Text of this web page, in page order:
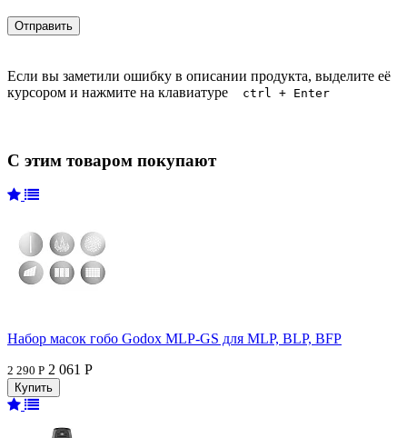
Если вы заметили ошибку в описании продукта, выделите её
курсором и нажмите на клавиатуре
ctrl + Enter
С этим товаром покупают
Набор масок гобо Godox MLP-GS для MLP, BLP, BFP
2 290 Р 2 061 Р